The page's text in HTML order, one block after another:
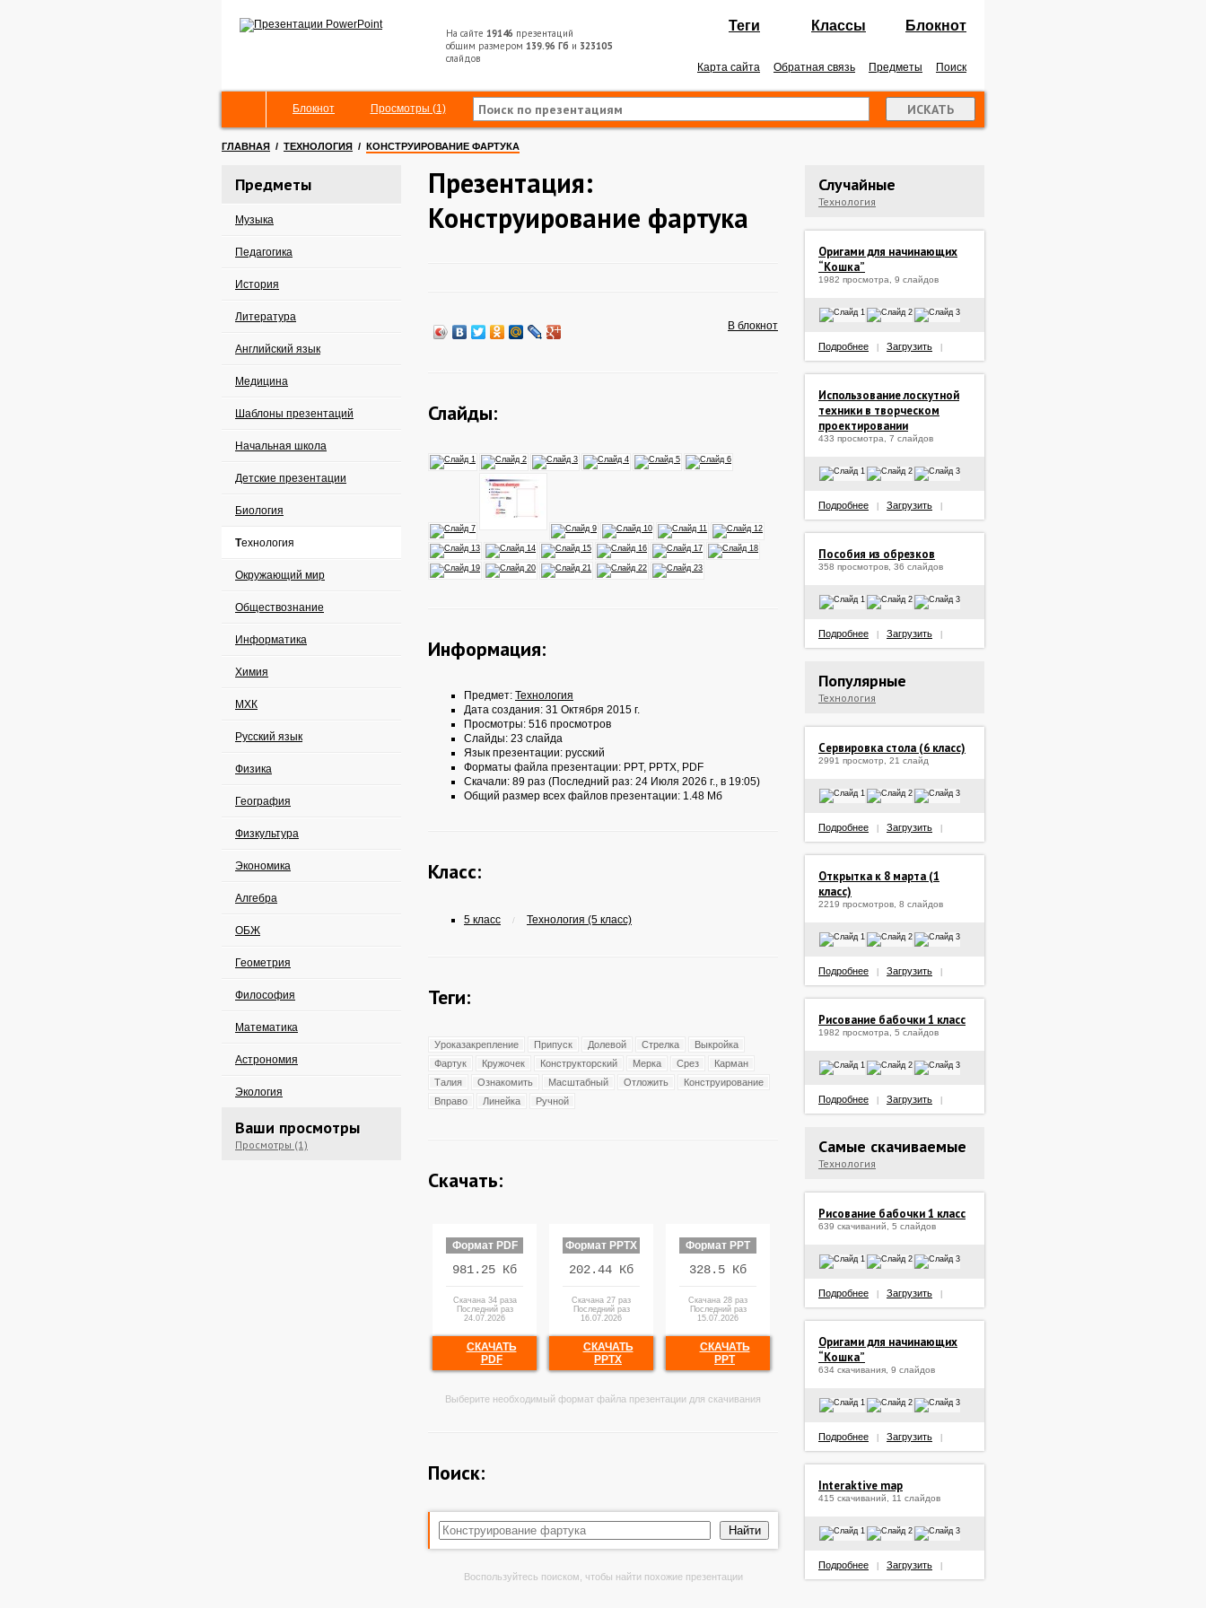
На сайте 19146 презентаций
общим размером 139.96 Гб и 323105
слайдов
Теги Классы Блокнот
Карта сайта Обратная связь Предметы Поиск
Блокнот Просмотры (1)
ГЛАВНАЯ / ТЕХНОЛОГИЯ / КОНСТРУИРОВАНИЕ ФАРТУКА
Предметы
Музыка
Педагогика
История
Литература
Английский язык
Медицина
Шаблоны презентаций
Начальная школа
Детские презентации
Биология
Технология
Окружающий мир
Обществознание
Информатика
Химия
МХК
Русский язык
Физика
География
Физкультура
Экономика
Алгебра
ОБЖ
Геометрия
Философия
Математика
Астрономия
Экология
Ваши просмотры
Просмотры (1)
Презентация:
Конструирование фартука
В блокнот
Слайды:
Информация:
Предмет: Технология
Дата создания: 31 Октября 2015 г.
Просмотры: 516 просмотров
Слайды: 23 слайда
Язык презентации: русский
Форматы файла презентации: PPT, PPTX, PDF
Скачали: 89 раз (Последний раз: 24 Июля 2026 г., в 19:05)
Общий размер всех файлов презентации: 1.48 Мб
Класс:
5 класс / Технология (5 класс)
Теги:
Уроказакрепление Припуск Долевой Стрелка
Выкройка
Фартук
Кружочек Конструкторский Мерка Срез
Карман
Талия
Ознакомить Масштабный Отложить
Конструирование
Вправо
Линейка Ручной
Скачать:
Формат PDF
981.25 Кб
Скачана 34 раза
Последний раз
24.07.2026
СКАЧАТЬ
PDF
Формат PPTX
202.44 Кб
Скачана 27 раз
Последний раз
16.07.2026
СКАЧАТЬ
PPTX
Формат PPT
328.5 Кб
Скачана 28 раз
Последний раз
15.07.2026
СКАЧАТЬ
PPT
Выберите необходимый формат файла презентации для скачивания
Поиск:
Воспользуйтесь поиском, чтобы найти похожие презентации
Случайные
Технология
Оригами для начинающих
“Кошка”
1982 просмотра, 9 слайдов
Подробнее Загрузить
Использование лоскутной
техники в творческом
проектировании
433 просмотра, 7 слайдов
Подробнее Загрузить
Пособия из обрезков
358 просмотров, 36 слайдов
Подробнее Загрузить
Популярные
Технология
Сервировка стола (6 класс)
2991 просмотр, 21 слайд
Подробнее Загрузить
Открытка к 8 марта (1
класс)
2219 просмотров, 8 слайдов
Подробнее Загрузить
Рисование бабочки 1 класс
1982 просмотра, 5 слайдов
Подробнее Загрузить
Самые скачиваемые
Технология
Рисование бабочки 1 класс
639 скачиваний, 5 слайдов
Подробнее Загрузить
Оригами для начинающих
“Кошка”
634 скачивания, 9 слайдов
Подробнее Загрузить
Interaktive map
415 скачиваний, 11 слайдов
Подробнее Загрузить